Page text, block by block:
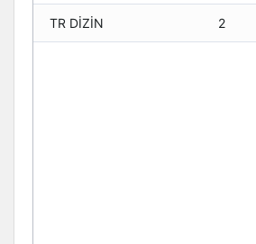
TR DİZİN 2